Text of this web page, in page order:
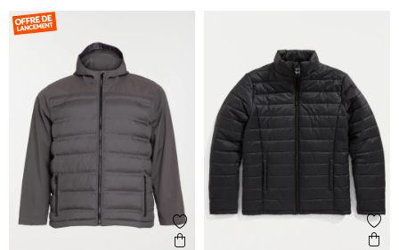
Ajouter aux favoris
Aperçu rapide